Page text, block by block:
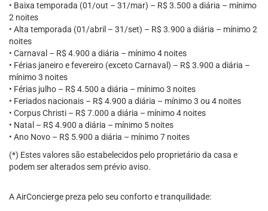
• Baixa temporada (01/out – 31/mar) – R$ 3.500 a diária – mínimo
2 noites
• Alta temporada (01/abril – 31/set) – R$ 3.900 a diária – mínimo 2
noites
• Carnaval – R$ 4.900 a diária – mínimo 4 noites
• Férias janeiro e fevereiro (exceto Carnaval) – R$ 3.900 a diária –
mínimo 3 noites
• Férias julho – R$ 4.500 a diária – mínimo 3 noites
• Feriados nacionais – R$ 4.900 a diária – mínimo 3 ou 4 noites
• Corpus Christi – R$ 7.000 a diária – mínimo 4 noites
• Natal – R$ 4.900 a diária – mínimo 5 noites
• Ano Novo – R$ 5.900 a diária – mínimo 7 noites
(*) Estes valores são estabelecidos pelo proprietário da casa e
podem ser alterados sem prévio aviso.
A AirConcierge preza pelo seu conforto e tranquilidade: